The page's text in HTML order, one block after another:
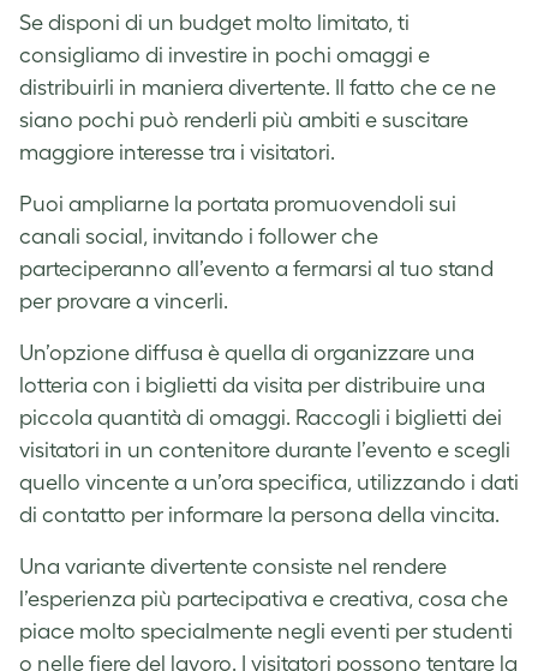
Se disponi di un budget molto limitato, ti
consigliamo di investire in pochi omaggi e
distribuirli in maniera divertente. Il fatto che ce ne
siano pochi può renderli più ambiti e suscitare
maggiore interesse tra i visitatori.
Puoi ampliarne la portata promuovendoli sui
canali social, invitando i follower che
parteciperanno all’evento a fermarsi al tuo stand
per provare a vincerli.
Un’opzione diffusa è quella di organizzare una
lotteria con i biglietti da visita per distribuire una
piccola quantità di omaggi. Raccogli i biglietti dei
visitatori in un contenitore durante l’evento e scegli
quello vincente a un’ora specifica, utilizzando i dati
di contatto per informare la persona della vincita.
Una variante divertente consiste nel rendere
l’esperienza più partecipativa e creativa, cosa che
piace molto specialmente negli eventi per studenti
o nelle fiere del lavoro. I visitatori possono tentare la